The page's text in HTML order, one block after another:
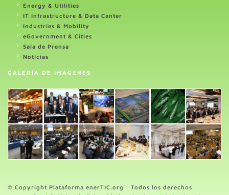
Energy & Utilities
IT Infrastructure & Data Center
Industries & Mobility
eGovernment & Cities
Sala de Prensa
Noticias
GALERÍA DE IMÁGENES
© Copyright Plataforma enerTIC.org | Todos los derechos